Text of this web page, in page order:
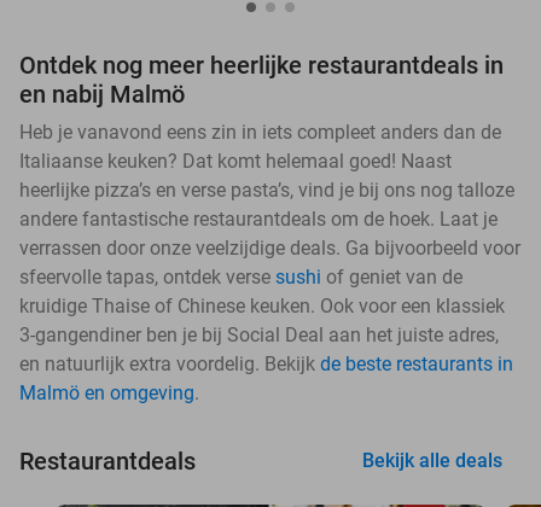
Ontdek nog meer heerlijke restaurantdeals in
en nabij Malmö
Heb je vanavond eens zin in iets compleet anders dan de
Italiaanse keuken? Dat komt helemaal goed! Naast
heerlijke pizza’s en verse pasta’s, vind je bij ons nog talloze
andere fantastische restaurantdeals om de hoek. Laat je
verrassen door onze veelzijdige deals. Ga bijvoorbeeld voor
sfeervolle tapas, ontdek verse sushi of geniet van de
kruidige Thaise of Chinese keuken. Ook voor een klassiek
3-gangendiner ben je bij Social Deal aan het juiste adres,
en natuurlijk extra voordelig. Bekijk de beste restaurants in
Malmö en omgeving.
Restaurantdeals Bekijk alle deals